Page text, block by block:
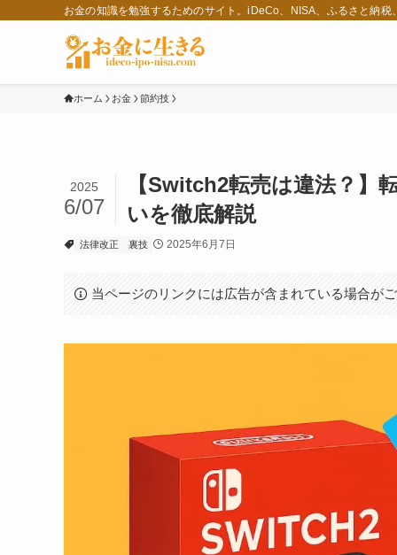
お金の知識を勉強するためのサイト。iDeCo、NISA、ふるさと納税
ホーム お金 節約技
【Switch2転売は違法？】
いを徹底解説
2025
6/07
法律改正 裏技 2025年6月7日
当ページのリンクには広告が含まれている場合が